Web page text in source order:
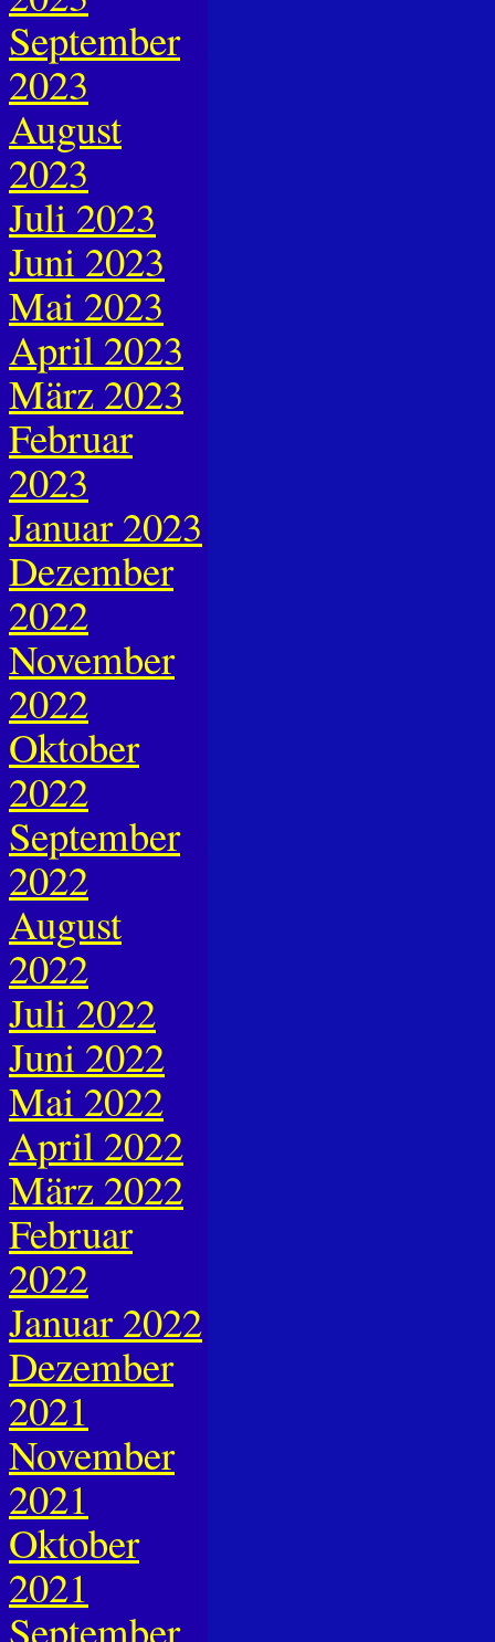
September
2023
August
2023
Juli 2023
Juni 2023
Mai 2023
April 2023
März 2023
Februar
2023
Januar 2023
Dezember
2022
November
2022
Oktober
2022
September
2022
August
2022
Juli 2022
Juni 2022
Mai 2022
April 2022
März 2022
Februar
2022
Januar 2022
Dezember
2021
November
2021
Oktober
2021
September